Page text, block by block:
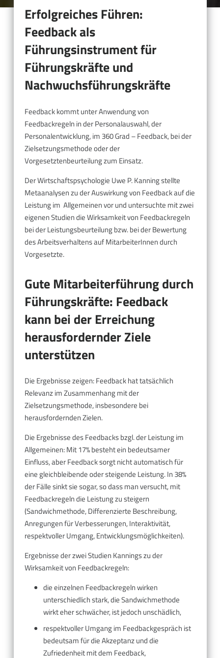
Erfolgreiches Führen:
Feedback als
Führungsinstrument für
Führungskräfte und
Nachwuchsführungskräfte
Feedback kommt unter Anwendung von
Feedbackregeln in der Personalauswahl, der
Personalentwicklung, im 360 Grad – Feedback, bei der
Zielsetzungsmethode oder der
Vorgesetztenbeurteilung zum Einsatz.
Der Wirtschaftspsychologie Uwe P. Kanning stellte
Metaanalysen zu der Auswirkung von Feedback auf die
Leistung im Allgemeinen vor und untersuchte mit zwei
eigenen Studien die Wirksamkeit von Feedbackregeln
bei der Leistungsbeurteilung bzw. bei der Bewertung
des Arbeitsverhaltens auf MitarbeiterInnen durch
Vorgesetzte.
Gute Mitarbeiterführung durch
Führungskräfte: Feedback
kann bei der Erreichung
herausfordernder Ziele
unterstützen
Die Ergebnisse zeigen: Feedback hat tatsächlich
Relevanz im Zusammenhang mit der
Zielsetzungsmethode, insbesondere bei
herausfordernden Zielen.
Die Ergebnisse des Feedbacks bzgl. der Leistung im
Allgemeinen: Mit 17% besteht ein bedeutsamer
Einfluss, aber Feedback sorgt nicht automatisch für
eine gleichbleibende oder steigende Leistung. In 38%
der Fälle sinkt sie sogar, so dass man versucht, mit
Feedbackregeln die Leistung zu steigern
(Sandwichmethode, Differenzierte Beschreibung,
Anregungen für Verbesserungen, Interaktivität,
respektvoller Umgang, Entwicklungsmöglichkeiten).
Ergebnisse der zwei Studien Kannings zu der
Wirksamkeit von Feedbackregeln:
die einzelnen Feedbackregeln wirken
unterschiedlich stark, die Sandwichmethode
wirkt eher schwächer, ist jedoch unschädlich,
respektvoller Umgang im Feedbackgespräch ist
bedeutsam für die Akzeptanz und die
Zufriedenheit mit dem Feedback,